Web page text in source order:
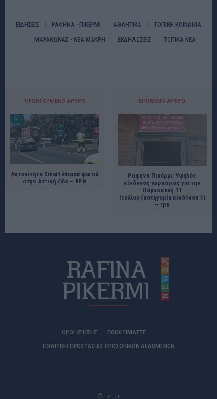
ΕΙΔΗΣΕΙΣ ΡΑΦΗΝΑ - ΠΙΚΕΡΜΙ ΑΘΛΗΤΙΚΑ ΤΟΠΙΚΗ ΚΟΙΝΩΝΙΑ
ΜΑΡΑΘΩΝΑΣ - ΝΕΑ ΜΑΚΡΗ ΕΚΔΗΛΩΣΕΙΣ ΤΟΠΙΚΑ ΝΕΑ
ΠΡΟΗΓΟΎΜΕΝΟ ΆΡΘΡΟ
Αυτοκίνητο Smart έπιασε φωτιά
στην Αττική Οδό – RPN
ΕΠΌΜΕΝΟ ΆΡΘΡΟ
Ραφήνα Πικέρμι: Υψηλός
κίνδυνος πυρκαγιάς για την
Παρασκευή 11
Ιουλίου (κατηγορία κινδύνου 3)
– rpn
ΟΡΟΙ ΧΡΗΣΗΣ
ΠΟΙΟΊ ΕΊΜΑΣΤΕ
ΠΟΛΙΤΙΚΗ ΠΡΟΣΤΑΣΙΑΣ ΠΡΟΣΩΠΙΚΩΝ ΔΕΔΟΜΕΝΩΝ
© rpn.gr